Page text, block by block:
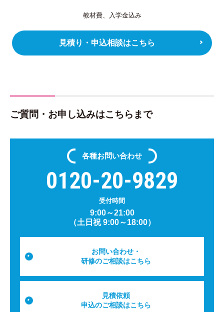
教材費、入学金込み
見積り・申込相談はこちら
ご質問・お申し込みはこちらまで
各種お問い合わせ
0120-20-9829
受付時間
9:00～21:00
（土日祝 9:00～18:00）
お問い合わせ・
研修のご相談はこちら
見積依頼
申込のご相談はこちら